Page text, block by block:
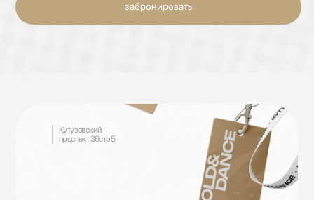
забронировать
Кутузовский
проспект 36стр5